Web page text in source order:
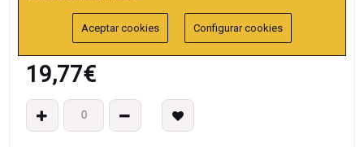
19,77€
Aceptar cookies Configurar cookies